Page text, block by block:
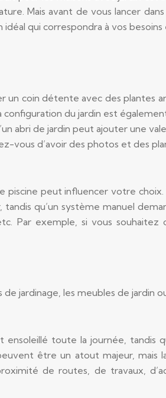
Mais avant de vous lancer
qui correspondra à vos besoins
coin détente avec des plantes
du jardin est
abri de jardin peut ajouter une
d’avoir des photos et des
piscine peut influencer votre
qu’un système manuel
Par exemple, si vous
jardinage, les meubles de jardin
toute la journée, tandis
être un atout majeur, mais
de routes, de travaux,